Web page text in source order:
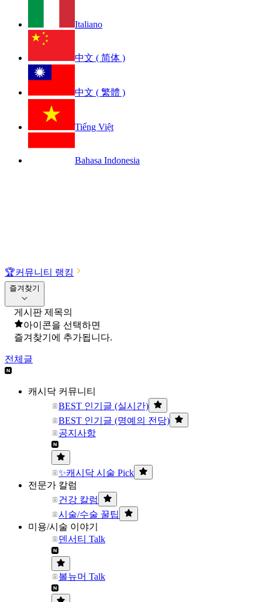
Italiano
中文 ( 简体 )
中文 ( 繁體 )
Tiếng Việt
Bahasa Indonesia
🏆커뮤니티 랭킹
즐겨찾기
게시판 제목의
아이콘을 선택하면
즐겨찾기에 추가됩니다.
전체글
캐시닥 커뮤니티
BEST 인기글 (실시간)
BEST 인기글 (명예의 전당)
공지사항
✨캐시닥 시술 Pick
전문가 칼럼
건강 칼럼
시술/수술 꿀팁
미용/시술 이야기
덴서티 Talk
볼뉴머 Talk